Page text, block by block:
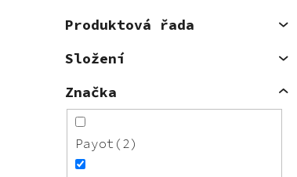
Produktová řada
Složení
Značka
Payot 2